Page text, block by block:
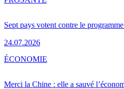
Sept pays votent contre le
24.07.2026
Merci la Chine : elle a sauvé
ÉCONOMIE